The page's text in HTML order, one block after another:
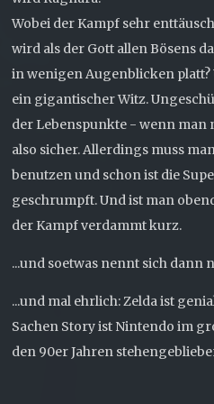
Wobei der Kampf sehr
wird als der Gott allen Bösens
in wenigen Augenblicken platt?
ein gigantischer Witz.
der Lebenspunkte - wenn man
also sicher. Allerdings muss
benutzen und schon ist die
geschrumpft. Und ist man
der Kampf verdammt kurz.
...und soetwas nennt sich dann
...und mal ehrlich: Zelda ist
Sachen Story ist Nintendo im
den 90er Jahren